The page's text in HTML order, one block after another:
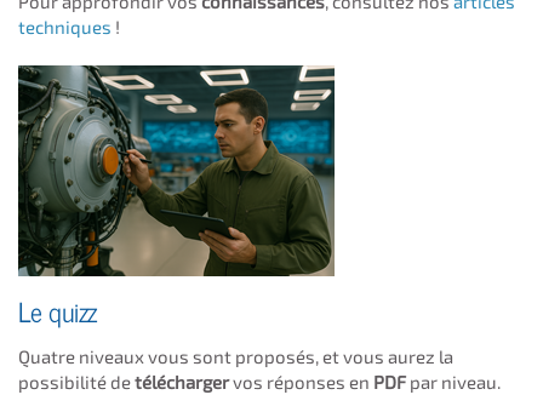
techniques !
Le quizz
Quatre niveaux vous sont proposés, et vous aurez la
possibilité detéléchargervos réponses en PDF par niveau.